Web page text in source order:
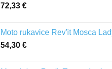
72,33 €
Moto rukavice Rev'it Mosca
54,30 €